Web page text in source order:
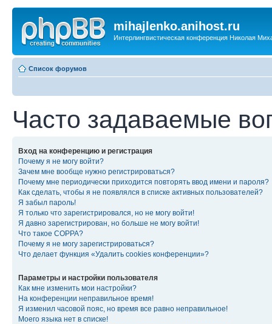
mihajlenko.anihost.ru
Интерлингвистическая конференция Николая
Список форумов
Часто задаваемые
Вход на конференцию и регистрация
Почему я не могу войти?
Зачем мне вообще нужно регистрироваться?
Почему мне периодически приходится повторять ввод имени и пароля?
Как сделать, чтобы я не появлялся в списке активных пользователей?
Я забыл пароль!
Я только что зарегистрировался, но не могу войти!
Я давно зарегистрирован, но больше не могу войти!
Что такое COPPA?
Почему я не могу зарегистрироваться?
Что делает функция «Удалить cookies конференции»?
Параметры и настройки пользователя
Как мне изменить мои настройки?
На конференции неправильное время!
Я изменил часовой пояс, но время все равно неправильное!
Моего языка нет в списке!